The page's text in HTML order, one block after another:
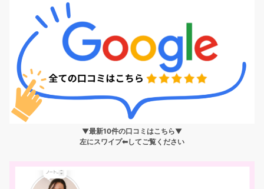
▼最新10件の口コミはこちら▼
左にスワイプ⬅︎してご覧ください